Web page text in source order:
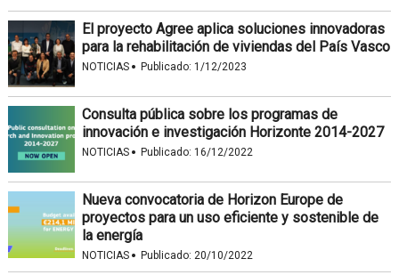
El proyecto Agree aplica soluciones innovadoras
para la rehabilitación de viviendas del País Vasco
NOTICIAS · Publicado: 1/12/2023
Consulta pública sobre los programas de
innovación e investigación Horizonte 2014-2027
NOTICIAS · Publicado: 16/12/2022
Nueva convocatoria de Horizon Europe de
proyectos para un uso eficiente y sostenible de
la energía
NOTICIAS · Publicado: 20/10/2022